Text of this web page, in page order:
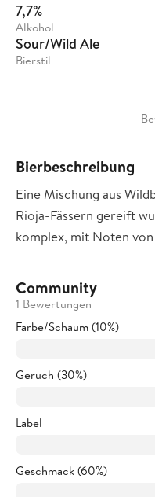
7,7%
Alkohol
Sour/Wild Ale
Bierstil
Bierbeschreibung
Eine Mischung aus
Rioja-Fässern gereift
komplex, mit Noten
Community
1 Bewertungen
Farbe/Schaum (10%)
Geruch (30%)
Label
Geschmack (60%)